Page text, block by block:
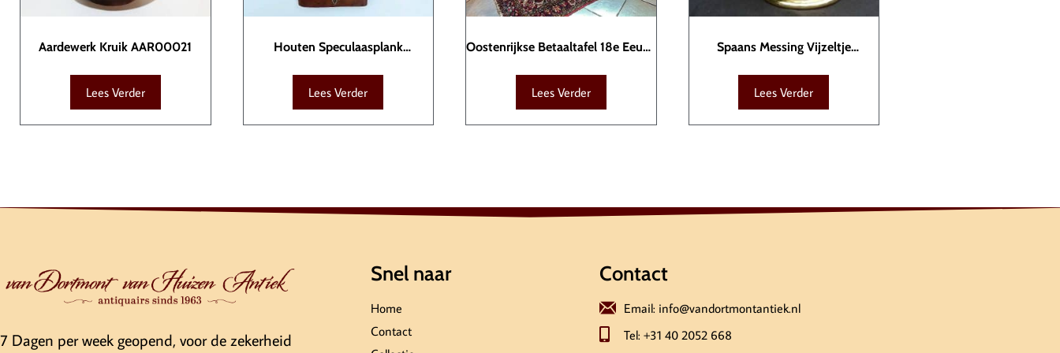
Aardewerk Kruik AAR00021
Lees Verder
Houten Speculaasplank
Lees Verder
Oostenrijkse Betaaltafel 18e Eeuw.
Lees Verder
Spaans Messing Vijzeltje
Lees Verder
7 Dagen per week geopend, voor de zekerheid
Snel naar
Home
Contact
Contact
Email: info@vandortmontantiek.nl
Tel: +31 40 2052 668